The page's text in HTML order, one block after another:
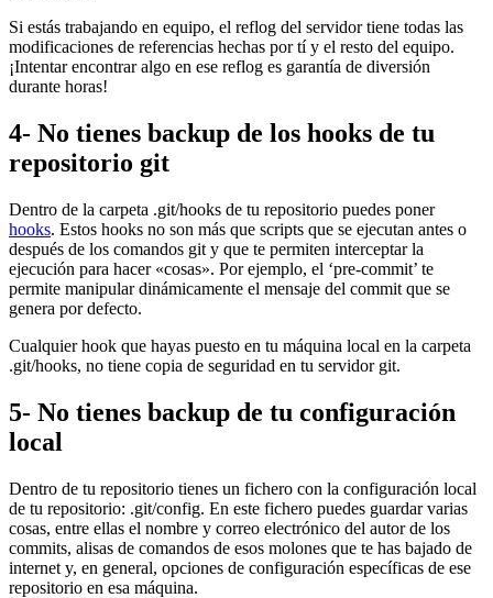
Si estás trabajando en equipo, el reflog del servidor tiene todas las
modificaciones de referencias hechas por tí y el resto del equipo.
¡Intentar encontrar algo en ese reflog es garantía de diversión
durante horas!
4- No tienes backup de los hooks de tu
repositorio git
Dentro de la carpeta .git/hooks de tu repositorio puedes poner
hooks. Estos hooks no son más que scripts que se ejecutan antes o
después de los comandos git y que te permiten interceptar la
ejecución para hacer «cosas». Por ejemplo, el ‘pre-commit’ te
permite manipular dinámicamente el mensaje del commit que se
genera por defecto.
Cualquier hook que hayas puesto en tu máquina local en la carpeta
.git/hooks, no tiene copia de seguridad en tu servidor git.
5- No tienes backup de tu configuración
local
Dentro de tu repositorio tienes un fichero con la configuración local
de tu repositorio: .git/config. En este fichero puedes guardar varias
cosas, entre ellas el nombre y correo electrónico del autor de los
commits, alisas de comandos de esos molones que te has bajado de
internet y, en general, opciones de configuración específicas de ese
repositorio en esa máquina.